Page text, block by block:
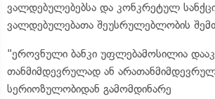
ვალდებულებებსა და კონკრეტულ
ვალდებულებათა შეუსრულებლობის
"ეროვნული ბანკი უფლებამოსილია
თანმიმდევრულად ან
სერიოზულობიდან გამომდინარე